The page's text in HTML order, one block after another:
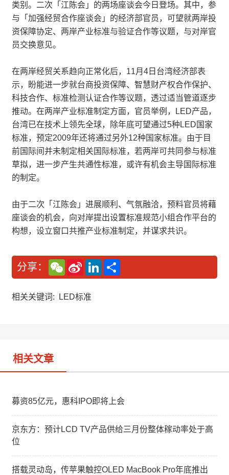
类别。二次「江陈会」的两场座谈会今日登场。其中，参
与「加强经贸合作座谈会」的经济部官员，可望就两岸投
资保障协定、两岸产业标准与验证合作等议题，与对岸官
员交换意见。
在两岸经贸关系趋向正常化后，11月4日台湾经济部表
示，盼能进一步就台商投资保障、智慧财产权合作保护、
科技合作、标准检测认证合作等议题，透过适当管道逐步
推动。在两岸产业标准制定方面，官员举例，LED产品，
台湾已在技术上领先全球，除年底可望通过5种LED国家
标准，预定2009年还将通过另外12种国家标准。由于目
前国际间并未制定相关国际标准，若两岸可共同参与标准
草拟，进一步产生共通性标准，或许有机会主导国际标准
的制定。
由于二次「江陈会」进展顺利、气氛融洽，预料官员将藉
座谈会的机会，向对岸提出设置标准规范小组合作平台的
构想，设立窗口共推产业标准制定，并谋求共识。
分享：
W
e
C
a
S
n
W
L
n
相关关键词: LED标准
相关文章
募资85亿元，惠科IPO即将上会
京东方：预计LCD TV产品供给三月份整体稼动率处于高
位
搭载灵动岛，传苹果触控OLED MacBook Pro年底推出